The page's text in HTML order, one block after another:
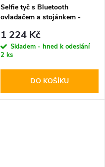
Selfie tyč s Bluetooth
ovladačem a stojánkem -
Black
1 224 Kč
Skladem - hned k odeslání
2 ks
DO KOŠÍKU